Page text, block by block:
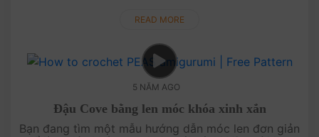
mọi người đã ....
READ MORE
5 NĂM AGO
Đậu Cove bằng len móc khóa xinh xắn
Bạn đang tìm một mẫu hướng dẫn móc len đơn giản